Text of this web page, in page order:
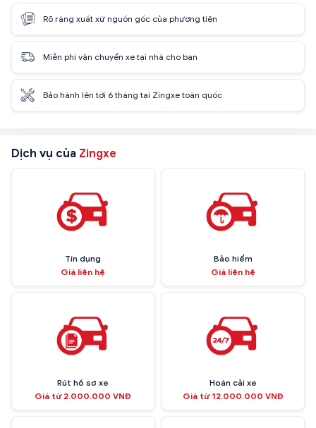
Rõ ràng xuất xứ nguồn gốc của phương tiện
Miễn phí vận chuyển xe tại nhà cho bạn
Bảo hành lên tới 6 tháng tại Zingxe toàn quốc
Dịch vụ của Zingxe
Tín dụng
Giá liên hệ
Bảo hiểm
Giá liên hệ
Rút hồ sơ xe
Giá từ 2.000.000 VNĐ
Hoán cải xe
Giá từ 12.000.000 VNĐ